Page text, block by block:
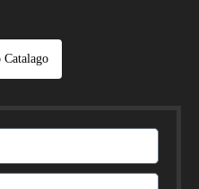
Catalago